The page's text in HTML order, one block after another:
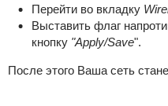
Перейти во вкладку
Выставить флаг
кнопку "Apply/Save".
После этого Ваша сеть